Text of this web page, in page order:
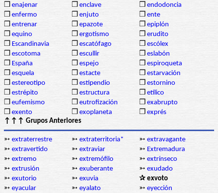
❒ enajenar ❒ enclave ❒ endodoncia
❒ enfermo ❒ enjuto ❒ ente
❒ entrenar ❒ epazote ❒ epiplón
❒ equino ❒ ergotismo ❒ erudito
❒ Escandinavia ❒ escatófago ❒ escólex
❒ escotoma ❒ escullir ❒ eslabón
❒ España ❒ espejo ❒ espiroqueta
❒ esquela ❒ estacte ❒ estarvación
❒ estereotipo ❒ estipendio ❒ estornino
❒ estrépito ❒ estructura ❒ etílico
❒ eufemismo ❒ eutrofización ❒ exabrupto
❒ exento ❒ exoplaneta ❒ exprés
↑↑↑ Grupos Anteriores
➳ extraterrestre ➳ extraterritoria* ➳ extravagante
➳ extravertido ➳ extraviar ➳ Extremadura
➳ extremo ➳ extremófilo ➳ extrínseco
➳ extrusión ➳ exuberante ➳ exudado
➳ exutorio ➳ exuvia
✰ exvoto
➳ eyacular ➳ eyalato ➳ eyección